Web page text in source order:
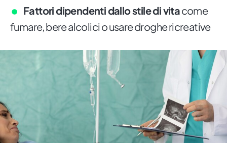
Fattori dipendenti dallo stile di vitacome
fumare, bere alcolici o usare droghe ricreative